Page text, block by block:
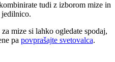
tudi z izborom mize in
jedilnico.
mize si lahko ogledate spodaj,
pa povprašajte svetovalca.